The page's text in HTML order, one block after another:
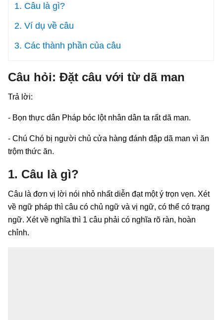
1. Câu là gì?
2. Ví dụ về câu
3. Các thành phần của câu
Câu hỏi: Đặt câu với từ dã man
Trả lời:
- Bọn thực dân Pháp bóc lột nhân dân ta rất dã man.
- Chú Chó bị người chủ cửa hàng đánh đập dã man vì ăn
trộm thức ăn.
1. Câu là gì?
Câu là đơn vị lời nói nhỏ nhất diễn đạt một ý trọn vẹn. Xét
về ngữ pháp thì câu có chủ ngữ và vị ngữ, có thể có trạng
ngữ. Xét về nghĩa thì 1 câu phải có nghĩa rõ ràn, hoàn
chỉnh.